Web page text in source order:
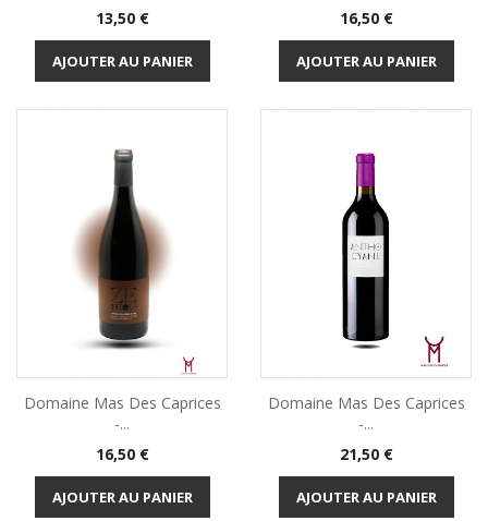
Prix
13,50 €
AJOUTER AU PANIER
Prix
16,50 €
AJOUTER AU PANIER
Domaine Mas Des Caprices
-...
Prix
16,50 €
AJOUTER AU PANIER
Domaine Mas Des Caprices
-...
Prix
21,50 €
AJOUTER AU PANIER